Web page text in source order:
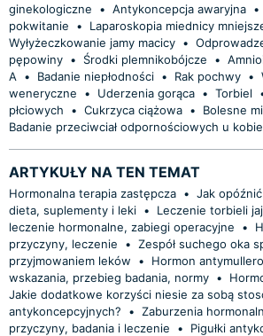
ginekologiczne
• Antykoncepcja awaryjna •
pokwitanie
• Laparoskopia miednicy
Wyłyżeczkowanie jamy macicy •
pępowiny • Środki plemnikobójcze •
A
• Badanie niepłodności • Rak pochwy •
weneryczne
• Uderzenia gorąca • Torbiel
płciowych
• Cukrzyca ciążowa • Bolesne
Badanie przeciwciał odpornościowych u
ARTYKUŁY NA TEN TEMAT
Hormonalna terapia zastępcza • Jak
dieta, suplementy i leki •
Leczenie torbieli
leczenie hormonalne, zabiegi operacyjne
•
przyczyny, leczenie
• Zespół suchego oka
przyjmowaniem leków
•
Hormon
wskazania, przebieg badania, normy •
Jakie dodatkowe korzyści niesie za sobą
antykoncepcyjnych?
• Zaburzenia
przyczyny, badania i leczenie
•
Pigułki